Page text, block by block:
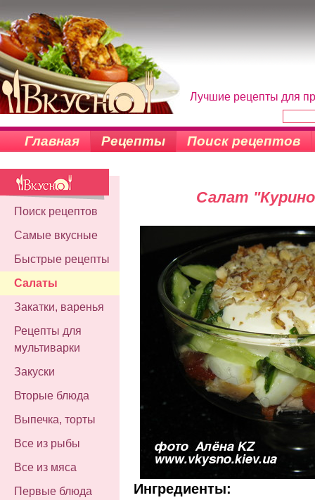
Лучшие рецепты для
Главная Рецепты Поиск рецептов
Поиск рецептов
Самые вкусные
Быстрые рецепты
Салаты
Закатки, варенья
Рецепты для
мультиварки
Закуски
Вторые блюда
Выпечка, торты
Все из рыбы
Все из мяса
Первые блюда
Салат
Ингредиенты: